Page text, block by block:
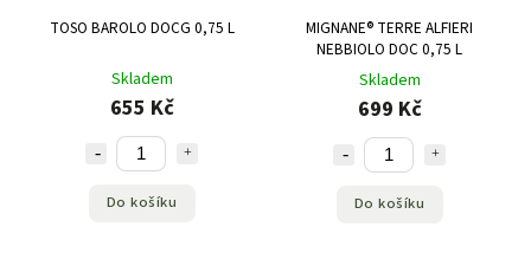
TOSO BAROLO DOCG 0,75 L
Skladem
655 Kč
Do košíku
MIGNANE® TERRE ALFIERI
NEBBIOLO DOC 0,75 L
Skladem
699 Kč
Do košíku